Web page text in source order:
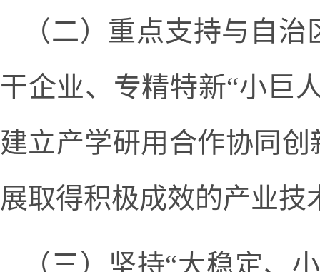
（二）重点支持与自
干企业、专精特新“小巨
建立产学研用合作协同
展取得积极成效的产业技
（三）坚持“大稳定、